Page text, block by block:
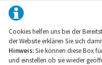
Cookies helfen uns bei der
der Website erklären Sie sich
Hinweis:Sie können diese Box
und einstellen ob sie wieder